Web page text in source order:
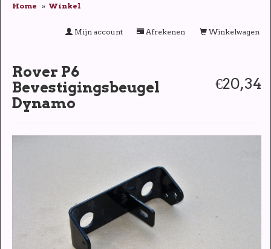
Home Winkel
Winkelwagen
Afrekenen
Mijn account
€20,34
Rover P6
Bevestigingsbeugel
Dynamo